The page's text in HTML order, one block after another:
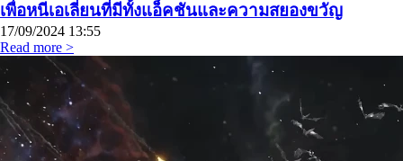
เพื่อหนีเอเลี่ยนที่มีทั้งแอ็คชันและความสยองขวัญ
17/09/2024 13:55
Read more >